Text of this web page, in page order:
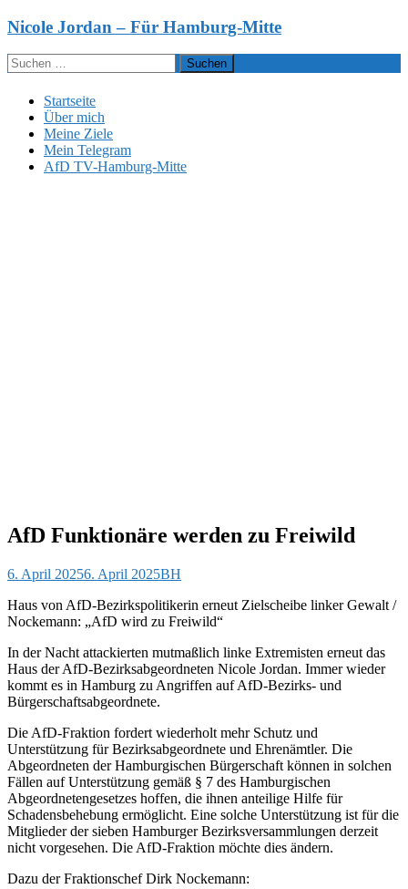
Zum
springen
Nicole Jordan – Für Hamburg-Mitte
Suchen
nach:
Startseite
Über mich
Meine Ziele
Mein Telegram
AfD TV-Hamburg-Mitte
AfD Funktionäre werden zu Freiwild
6. April 20256. April 2025BH
Haus von AfD-Bezirkspolitikerin erneut Zielscheibe linker Gewalt /
Nockemann: „AfD wird zu Freiwild“
In der Nacht attackierten mutmaßlich linke Extremisten erneut das
Haus der AfD-Bezirksabgeordneten Nicole Jordan. Immer wieder
kommt es in Hamburg zu Angriffen auf AfD-Bezirks- und
Bürgerschaftsabgeordnete.
Die AfD-Fraktion fordert wiederholt mehr Schutz und
Unterstützung für Bezirksabgeordnete und Ehrenämtler. Die
Abgeordneten der Hamburgischen Bürgerschaft können in solchen
Fällen auf Unterstützung gemäß § 7 des Hamburgischen
Abgeordnetengesetzes hoffen, die ihnen anteilige Hilfe für
Schadensbehebung ermöglicht. Eine solche Unterstützung ist für die
Mitglieder der sieben Hamburger Bezirksversammlungen derzeit
nicht vorgesehen. Die AfD-Fraktion möchte dies ändern.
Dazu der Fraktionschef Dirk Nockemann: